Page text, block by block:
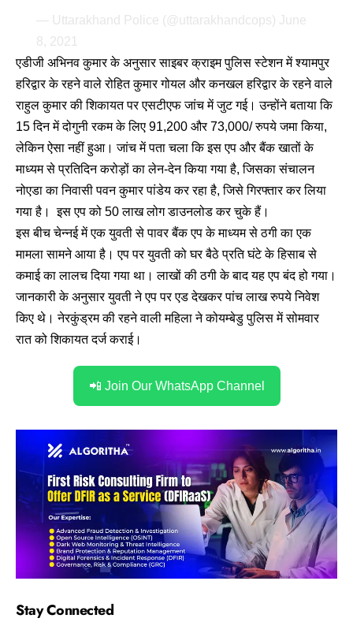
— Uttarakhand Police (@uttarakhandcops) June
8, 2021
एडीजी अभिनव कुमार के अनुसार साइबर क्राइम पुलिस स्टेशन में श्यामपुर
हरिद्वार के रहने वाले रोहित कुमार गोयल और कनखल हरिद्वार के रहने वाले
राहुल कुमार की शिकायत पर एसटीएफ जांच में जुट गई। उन्होंने बताया कि
15 दिन में दोगुनी रकम के लिए 91,200 और 73,000/ रुपये जमा किया,
लेकिन ऐसा नहीं हुआ। जांच में पता चला कि इस एप और बैंक खातों के
माध्यम से प्रतिदिन करोड़ों का लेन-देन किया गया है, जिसका संचालन
नोएडा का निवासी पवन कुमार पांडेय कर रहा है, जिसे गिरफ्तार कर लिया
गया है। इस एप को 50 लाख लोग डाउनलोड कर चुके हैं।
इस बीच चेन्नई में एक युवती से पावर बैंक एप के माध्यम से ठगी का एक
मामला सामने आया है। एप पर युवती को घर बैठे प्रति घंटे के हिसाब से
कमाई का लालच दिया गया था। लाखों की ठगी के बाद यह एप बंद हो गया।
जानकारी के अनुसार युवती ने एप पर एड देखकर पांच लाख रुपये निवेश
किए थे। नेरकुंड्रम की रहने वाली महिला ने कोयम्बेडु पुलिस में सोमवार
रात को शिकायत दर्ज कराई।
📲 Join Our WhatsApp Channel
Stay Connected